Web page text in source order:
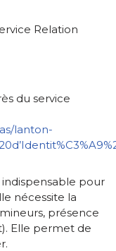
Relation
du service
lanton-
pour
nécessite la
présence
Elle permet de